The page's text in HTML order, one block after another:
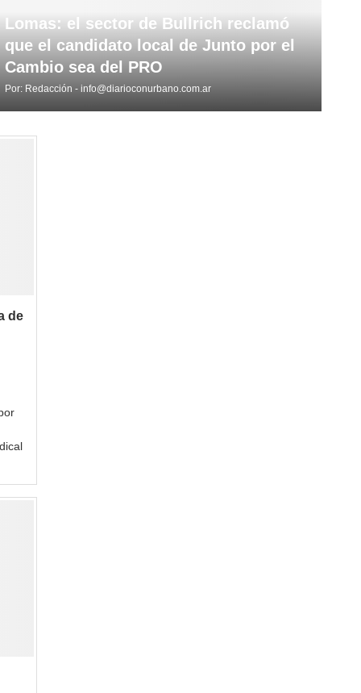
Lomas: el sector de Bullrich reclamó
que el candidato local de Junto por el
Cambio sea del PRO
Por: Redacción - info@diarioconurbano.com.ar
de